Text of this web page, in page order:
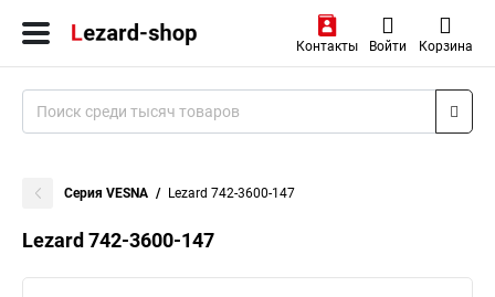
Контакты Войти Корзина
Серия VESNA Lezard 742-3600-147
Lezard 742-3600-147